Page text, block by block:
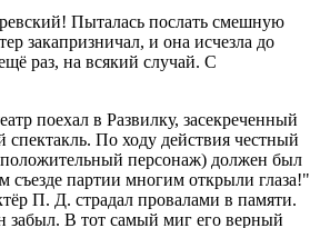
Пыталась послать смешную
закапризничал, и она исчезла до
раз, на всякий случай. С
поехал в Развилку, засекреченный
спектакль. По ходу действия честный
персонаж) должен был
съезде партии многим открыли глаза!
П. Д. страдал провалами в памяти.
забыл. В тот самый миг его верный